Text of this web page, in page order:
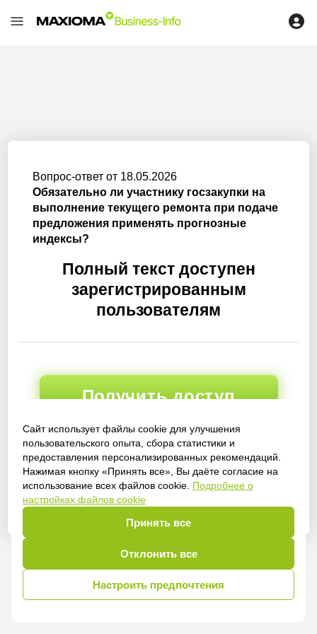
Сайт использует файлы cookie для улучшения
пользовательского опыта, сбора статистики и
предоставления персонализированных рекомендаций.
Нажимая кнопку «Принять все», Вы даёте согласие на
использование всех файлов cookie. Подробнее о
настройках файлов cookie
Принять все
Отклонить все
Настроить предпочтения
Вопрос-ответ от 18.05.2026
Обязательно ли участнику госзакупки на
выполнение текущего ремонта при подаче
предложения применять прогнозные
индексы?
Полный текст доступен
зарегистрированным
пользователям
Получить доступ
Войти